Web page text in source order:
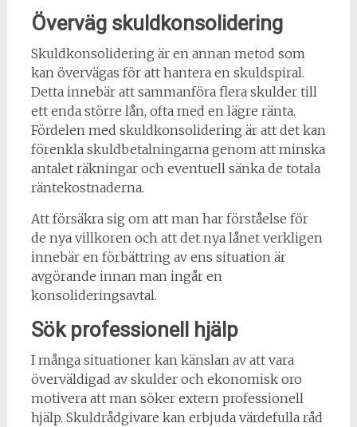
Överväg skuldkonsolidering
Skuldkonsolidering är en annan metod som
kan övervägas för att hantera en skuldspiral.
Detta innebär att sammanföra flera skulder till
ett enda större lån, ofta med en lägre ränta.
Fördelen med skuldkonsolidering är att det kan
förenkla skuldbetalningarna genom att minska
antalet räkningar och eventuell sänka de totala
räntekostnaderna.
Att försäkra sig om att man har förståelse för
de nya villkoren och att det nya lånet verkligen
innebär en förbättring av ens situation är
avgörande innan man ingår en
konsolideringsavtal.
Sök professionell hjälp
I många situationer kan känslan av att vara
överväldigad av skulder och ekonomisk oro
motivera att man söker extern professionell
hjälp. Skuldrådgivare kan erbjuda värdefulla råd